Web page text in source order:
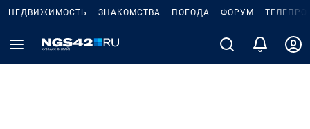
НЕДВИЖИМОСТЬ ЗНАКОМСТВА ПОГОДА ФОРУМ